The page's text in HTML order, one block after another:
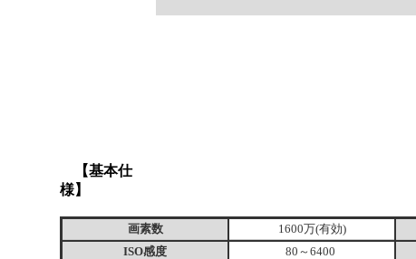
【基本仕
様】
画素数 1600万(有効)
ISO感度
80～6400